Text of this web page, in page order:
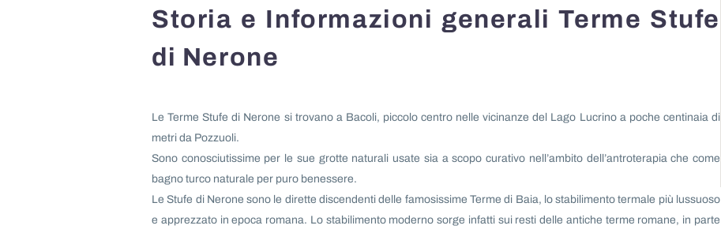
Storia e Informazioni generali Terme Stufe
di Nerone
Le Terme Stufe di Nerone si trovano a Bacoli, piccolo centro nelle vicinanze del Lago Lucrino a poche centinaia di
metri da Pozzuoli.
Sono conosciutissime per le sue grotte naturali usate sia a scopo curativo nell’ambito dell’antroterapia che come
bagno turco naturale per puro benessere.
Le Stufe di Nerone sono le dirette discendenti delle famosissime Terme di Baia, lo stabilimento termale più lussuoso
e apprezzato in epoca romana. Lo stabilimento moderno sorge infatti sui resti delle antiche terme romane, in parte